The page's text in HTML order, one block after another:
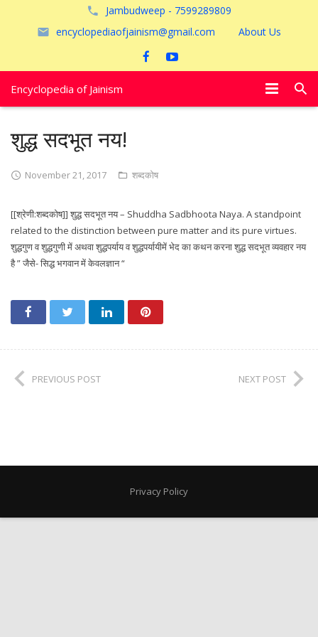
Jambudweep - 7599289809
encyclopediaofjainism@gmail.com
About Us
Encyclopedia of Jainism
पूजायें
अयोध्या
शुद्ध सदभूत नय!
November 21, 2017 शब्दकोष
[[श्रेणी:शब्दकोष]] शुद्ध सदभूत नय – Shuddha Sadbhoota Naya. A standpoint
related to the distinction between pure matter and its pure virtues.
शुद्धगुण व शुद्धगुणी में अथवा शुद्धपर्याय व शुद्धपर्यायीमें भेद का कथन करना शुद्ध सदभूत व्यवहार नय
है ” जैसे- सिद्ध भगवान में केवलज्ञान “
PREVIOUS POST NEXT POST
Privacy Policy